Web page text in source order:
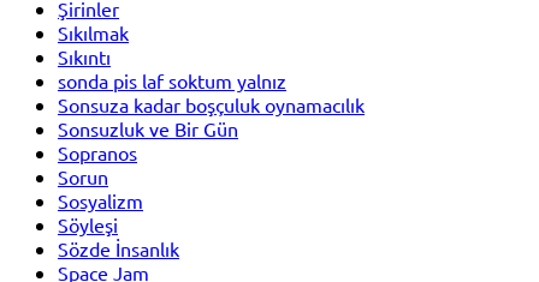
Şirinler
Sıkılmak
Sıkıntı
sonda pis laf soktum yalnız
Sonsuza kadar boşçuluk oynamacılık
Sonsuzluk ve Bir Gün
Sopranos
Sorun
Sosyalizm
Söyleşi
Sözde İnsanlık
Space Jam